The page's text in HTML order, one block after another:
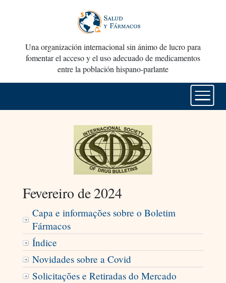
Una organización internacional sin ánimo de lucro para
fomentar el acceso y el uso adecuado de medicamentos
entre la población hispano-parlante
Fevereiro de 2024
Capa e informações sobre o Boletim
Fármacos
Índice
Novidades sobre a Covid
Solicitações e Retiradas do Mercado